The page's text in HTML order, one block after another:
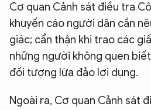
Cơ quan Cảnh sát điều tra
khuyến cáo người dân cần
giác; cẩn thận khi trao các
những người không quen
đối tượng lừa đảo lợi dụng.
Ngoài ra, Cơ quan Cảnh sát